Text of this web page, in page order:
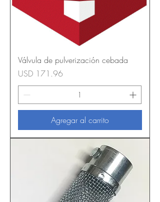
Válvula de pulverización cebada
Precio
USD 171.96
Agregar al carrito